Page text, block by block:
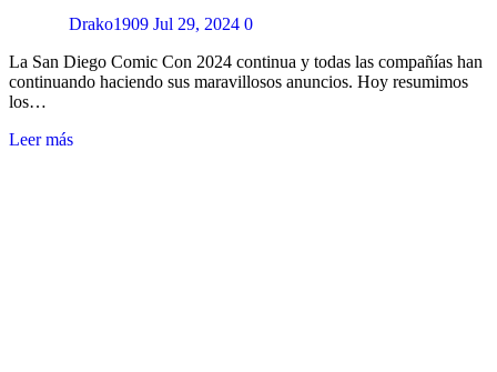
Drako1909 Jul 29, 2024 0
La San Diego Comic Con 2024 continua y todas las compañías han
continuando haciendo sus maravillosos anuncios. Hoy resumimos
los…
Leer más